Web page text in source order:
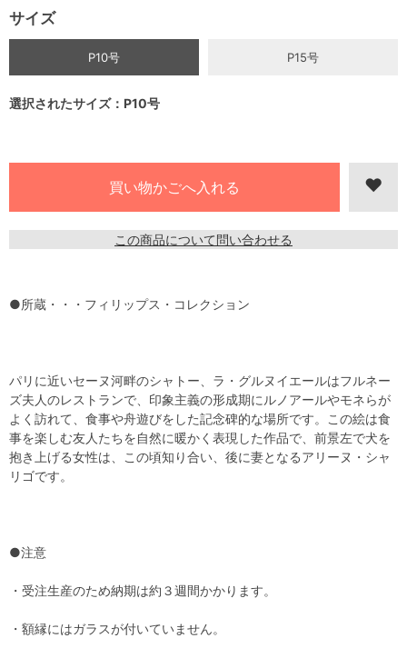
サイズ
P10号 P15号
選択されたサイズ：P10号
この商品について問い合わせる
●所蔵・・・フィリップス・コレクション
パリに近いセーヌ河畔のシャトー、ラ・グルヌイエールはフルネー
ズ夫人のレストランで、印象主義の形成期にルノアールやモネらが
よく訪れて、食事や舟遊びをした記念碑的な場所です。この絵は食
事を楽しむ友人たちを自然に暖かく表現した作品で、前景左で犬を
抱き上げる女性は、この頃知り合い、後に妻となるアリーヌ・シャ
リゴです。
●注意
・受注生産のため納期は約３週間かかります。
・額縁にはガラスが付いていません。